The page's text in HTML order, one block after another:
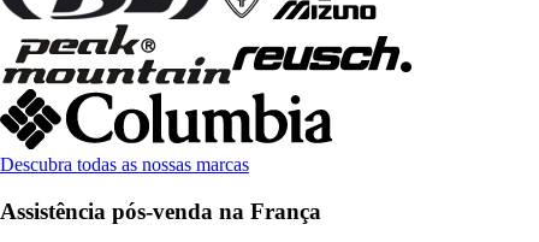
Descubra todas as nossas marcas
Assistência pós-venda na França